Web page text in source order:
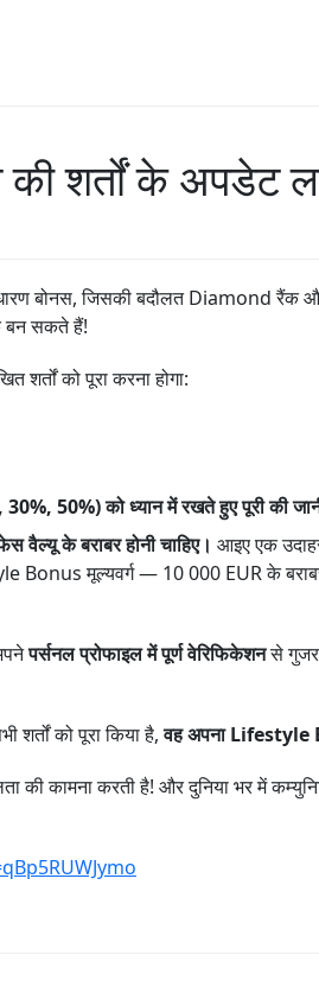
शर्तों के अपडेट
जिसकी बदौलत Diamond रैंक और
बन सकते हैं!
शर्तों को पूरा करना होगा:
50%) को ध्यान में रखते हुए पूरी की
के बराबर होनी चाहिए। आइए एक
मूल्यवर्ग — 10 000 EUR के
पर्सनल प्रोफाइल में पूर्ण वेरिफिकेशनसे
को पूरा किया है,वह अपना Lifestyle
की कामना करती है! और दुनिया भर में